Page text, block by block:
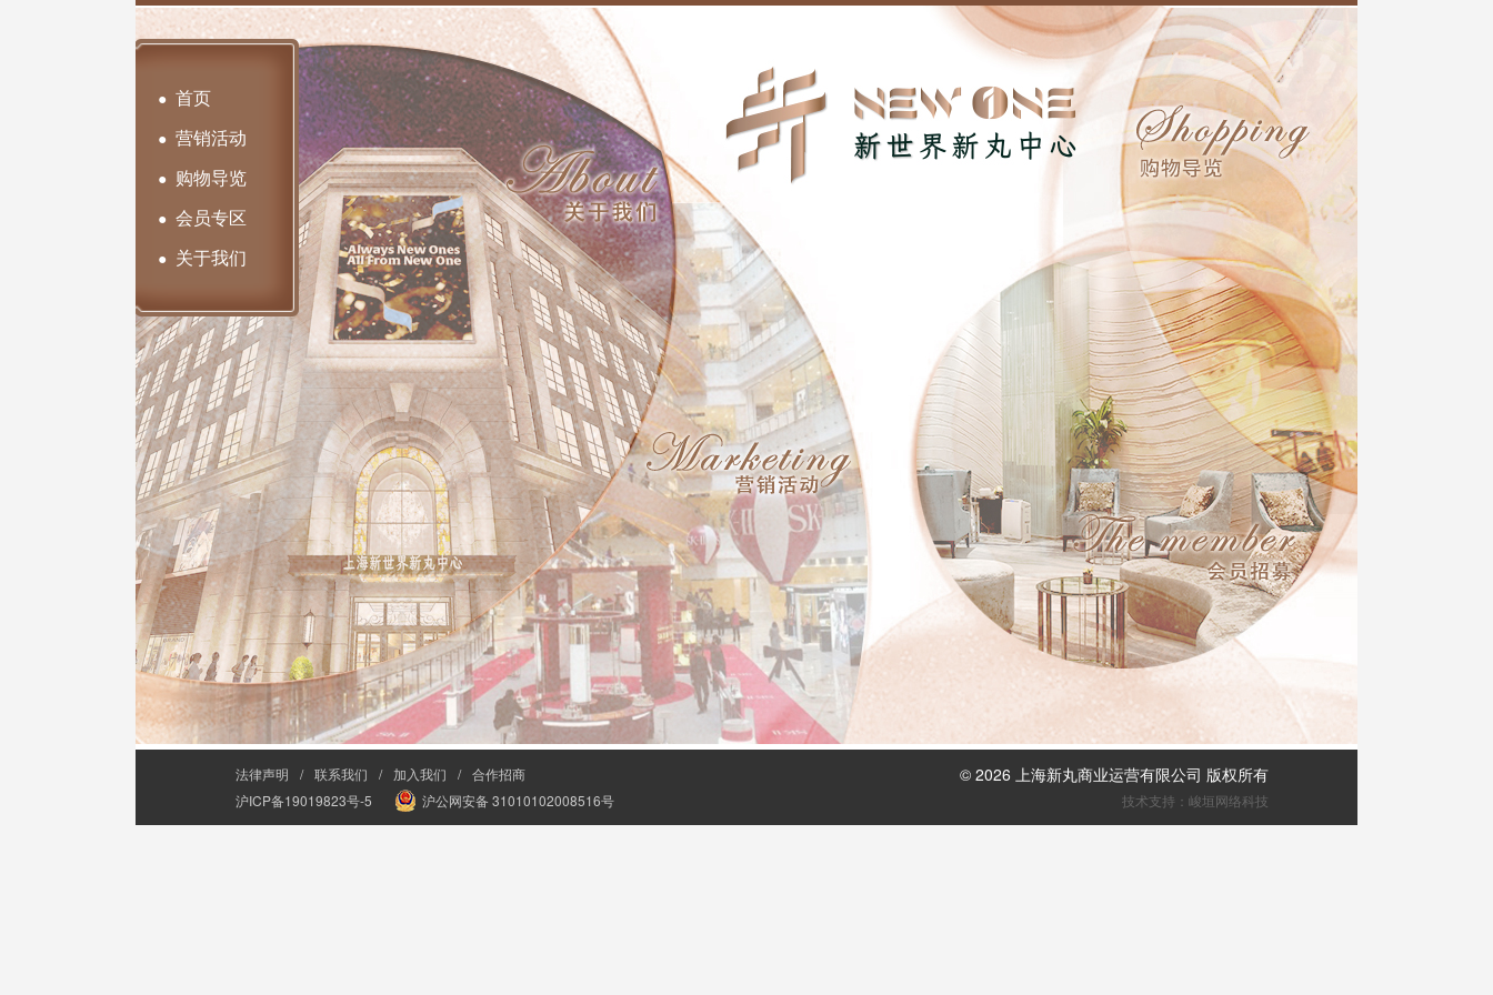
● 首页
● 营销活动
● 购物导览
● 会员专区
● 关于我们
法律声明 / 联系我们 / 加入我们 / 合作招商
沪ICP备19019823号-5
沪公网安备 31010102008516号
© 2026 上海新丸商业运营有限公司 版权所有
技术支持：峻垣网络科技